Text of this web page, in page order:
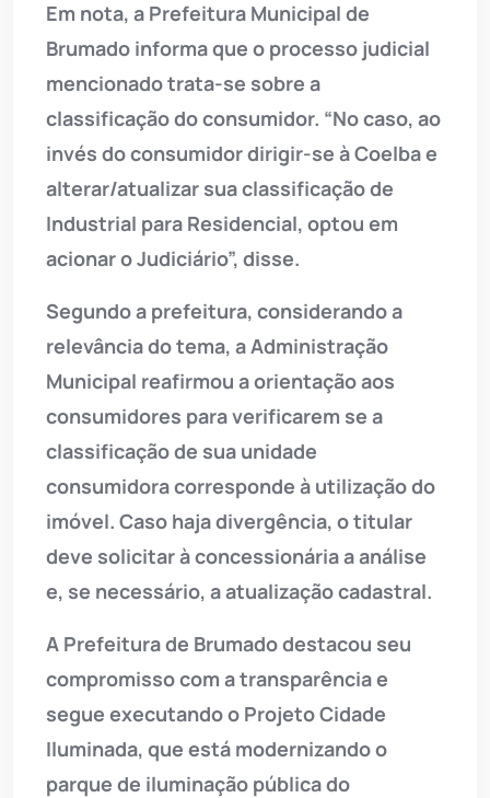
Em nota, a Prefeitura Municipal de
Brumado informa que o processo judicial
mencionado trata-se sobre a
classificação do consumidor. “No caso, ao
invés do consumidor dirigir-se à Coelba e
alterar/atualizar sua classificação de
Industrial para Residencial, optou em
acionar o Judiciário”, disse.
Segundo a prefeitura, considerando a
relevância do tema, a Administração
Municipal reafirmou a orientação aos
consumidores para verificarem se a
classificação de sua unidade
consumidora corresponde à utilização do
imóvel. Caso haja divergência, o titular
deve solicitar à concessionária a análise
e, se necessário, a atualização cadastral.
A Prefeitura de Brumado destacou seu
compromisso com a transparência e
segue executando o Projeto Cidade
Iluminada, que está modernizando o
parque de iluminação pública do